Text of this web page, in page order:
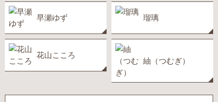
早瀬ゆず 瑠璃
花山こころ
紬（つむぎ）